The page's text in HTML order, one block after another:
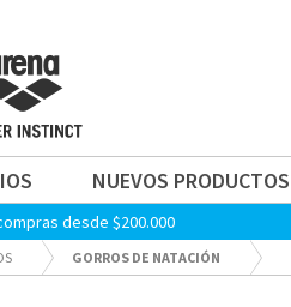
NUEVOS PRODUCTOS
desde $200.000
GORROS DE NATACIÓN